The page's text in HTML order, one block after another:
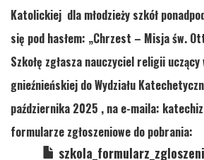
Katolickiej dla młodzieży szkół
się pod hasłem: „Chrzest – Misja św.
Szkołę zgłasza nauczyciel religii
gnieźnieńskiej do Wydziału
października 2025 , na e-maila:
formularze zgłoszeniowe do pobrania: